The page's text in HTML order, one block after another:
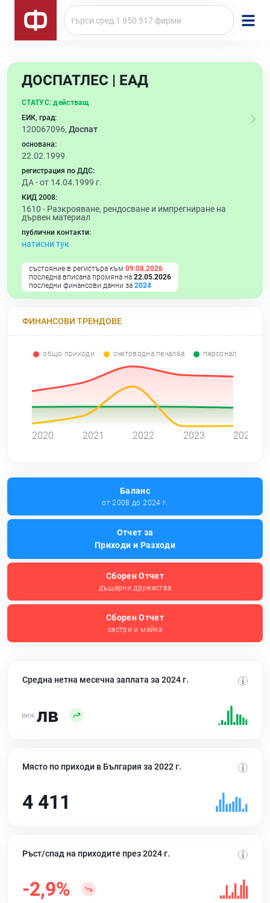
ДОСПАТЛЕС | ЕАД
СТАТУС: действащ
ЕИК, град:
120067096, Доспат
основана:
22.02.1999
регистрация по ДДС:
ДА - от 14.04.1999 г.
КИД 2008:
1610 - Разкрояване, рендосване и импрегниране на
дървен материал
публични контакти:
натисни тук
състояние в регистъра към 09.08.2026
последна вписана промяна на 22.05.2026
последни финансови данни за 2024
ФИНАНСОВИ ТРЕНДОВЕ
общо приходи счетоводна печалба персонал
2020 2021 2022 2023 2024
Баланс
от 2008 до 2024 г.
Отчет за
Приходи и Разходи
Сборен Отчет
дъщерни дружества
Сборен Отчет
сестри и майка
Средна нетна месечна заплата за 2024 г.
лв
Място по приходи в България за 2022 г.
4 411
Ръст/спад на приходите през 2024 г.
-2,9%